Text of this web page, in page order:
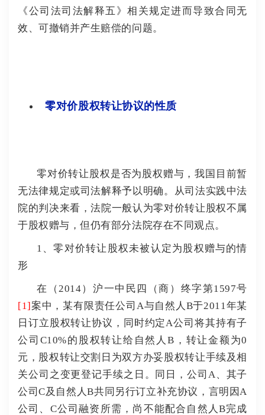
《公司法司法解释五》相关规定进而导致合同无
效、可撤销并产生赔偿的问题。
零对价股权转让协议的性质
零对价转让股权是否为股权赠与，我国目前暂
无法律规定或司法解释予以明确。 从司法实践中法
院的判决来看，法院一般认为零对价转让股权不属
于股权赠与，但仍有部分法院存在不同观点。
1、零对价转让股权未被认定为股权赠与的情
形
在（2014）沪一中民四（商）终字第1597号
[1]案中，某有限责任公司A与自然人B于2011年某
日订立股权转让协议，同时约定A公司将其持有子
公司C10%的股权转让给自然人B，转让金额为0
元，股权转让交割日为双方办妥股权转让手续及相
关公司之变更登记手续之日。同日，公司A、其子
公司C及自然人B共同另行订立补充协议，言明因A
公司、C公司融资所需，尚不能配合自然人B完成